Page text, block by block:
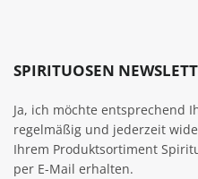
SPIRITUOSEN
Ja, ich möchte entsprechend
regelmäßig und jederzeit
Ihrem Produktsortiment
per E-Mail erhalten.